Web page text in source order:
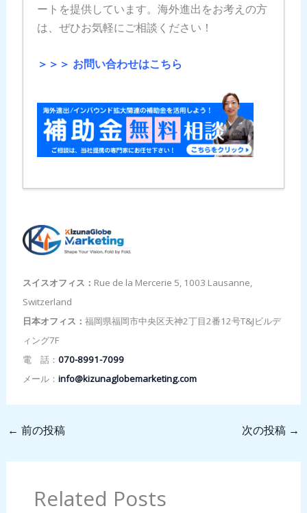
ートを提供しています。海外進出をお考えの方
は、ぜひお気軽にご相談ください！
＞＞＞ お問い合わせはこちら
スイスオフィス： Rue de la Mercerie 5, 1003 Lausanne,
Switzerland
日本オフィス： 福岡県福岡市中央区天神2丁目2番12号T&Jビルデ
ィング7F
電 話： 070-8991-7099
メール： info@kizunaglobemarketing.com
← 前の投稿 次の投稿 →
Related Posts